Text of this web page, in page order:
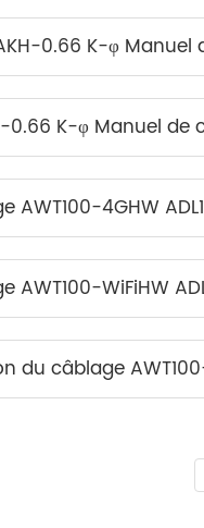
K-φ Manuel de
K-φ Manuel de câblage
4GHW ADL100-
WiFiHW ADL100-
câblage AWT100-